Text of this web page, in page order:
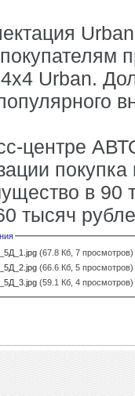
Urban.
центре
в 90
тысяч
(67.8 Кб, 7 просмотров)
(66.6 Кб, 5 просмотров)
(59.1 Кб, 4 просмотров)